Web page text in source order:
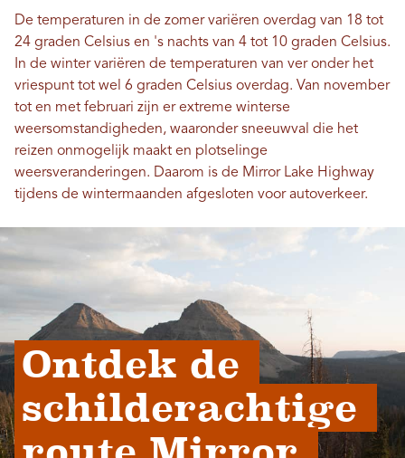
De temperaturen in de zomer variëren overdag van 18 tot
24 graden Celsius en 's nachts van 4 tot 10 graden Celsius.
In de winter variëren de temperaturen van ver onder het
vriespunt tot wel 6 graden Celsius overdag. Van november
tot en met februari zijn er extreme winterse
weersomstandigheden, waaronder sneeuwval die het
reizen onmogelijk maakt en plotselinge
weersveranderingen. Daarom is de Mirror Lake Highway
tijdens de wintermaanden afgesloten voor autoverkeer.
Ontdek de
schilderachtige